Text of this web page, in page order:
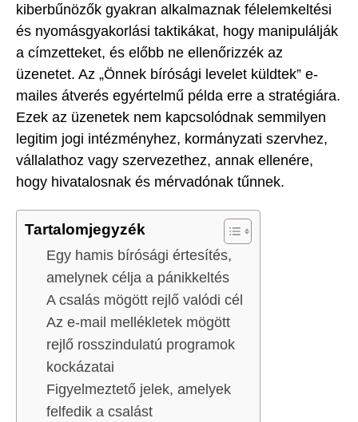
kiberbűnözők gyakran alkalmaznak félelemkeltési
és nyomásgyakorlási taktikákat, hogy manipulálják
a címzetteket, és előbb ne ellenőrizzék az
üzenetet. Az „Önnek bírósági levelet küldtek” e-
mailes átverés egyértelmű példa erre a stratégiára.
Ezek az üzenetek nem kapcsolódnak semmilyen
legitim jogi intézményhez, kormányzati szervhez,
vállalathoz vagy szervezethez, annak ellenére,
hogy hivatalosnak és mérvadónak tűnnek.
Tartalomjegyzék
Egy hamis bírósági értesítés,
amelynek célja a pánikkeltés
A csalás mögött rejlő valódi cél
Az e-mail mellékletek mögött
rejlő rosszindulatú programok
kockázatai
Figyelmeztető jelek, amelyek
felfedik a csalást